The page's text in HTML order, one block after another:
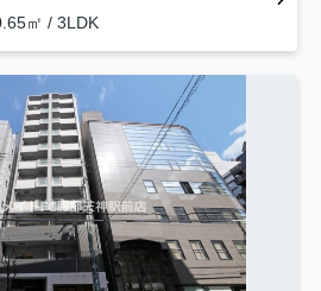
㎡ / 3LDK